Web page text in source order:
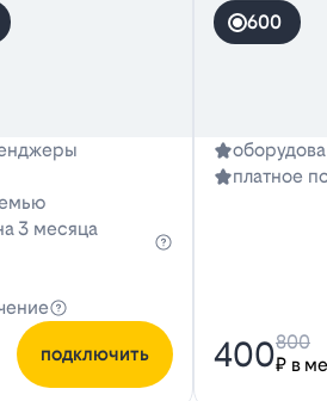
3 месяца
подключить
600
платное
400₽ в
800